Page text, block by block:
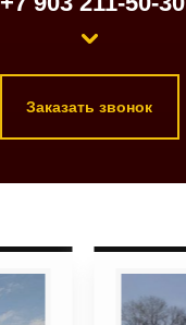
Заказать звонок